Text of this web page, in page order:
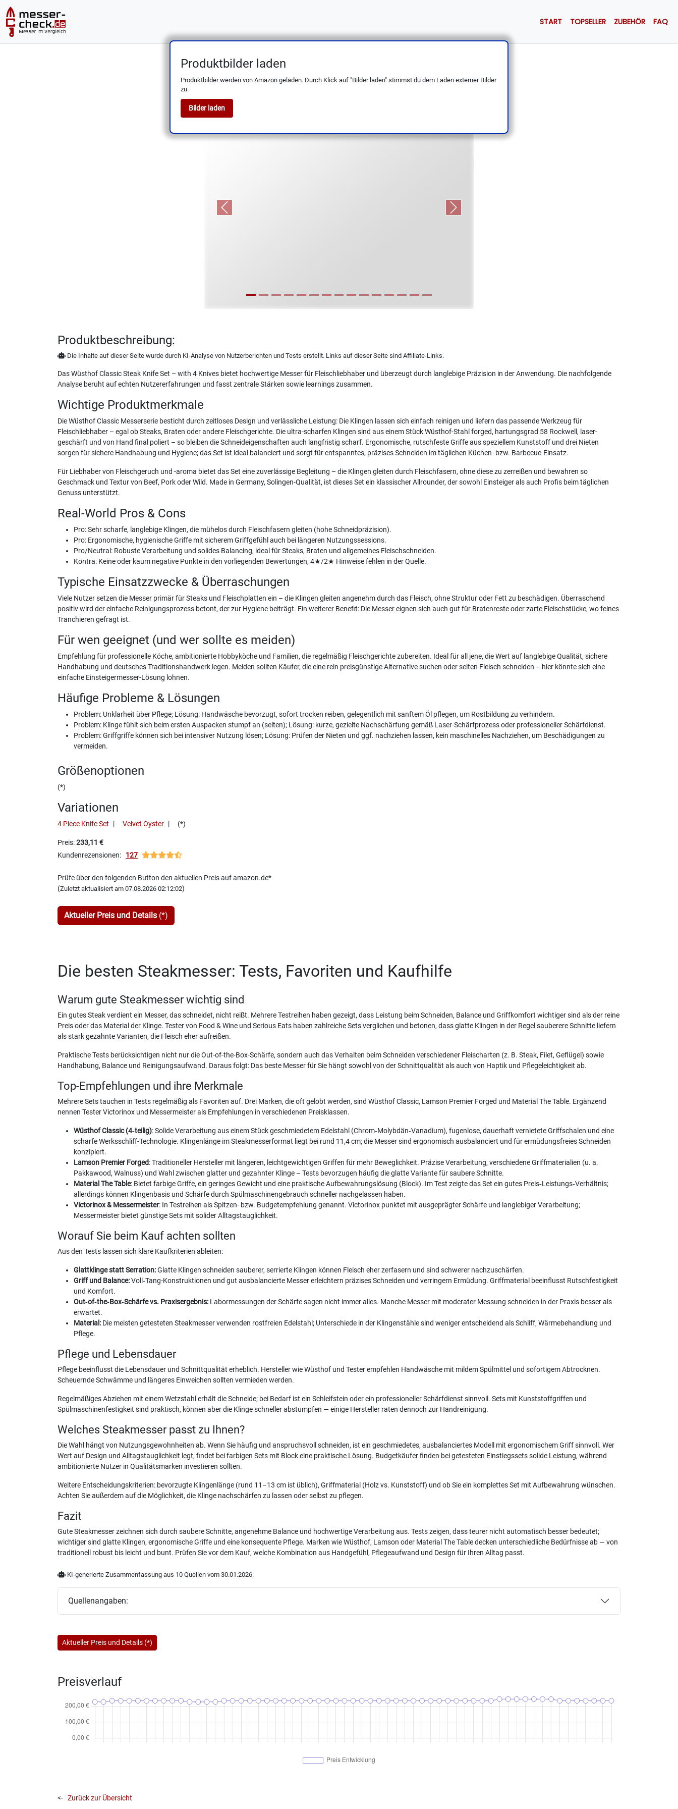
Produktbilder laden
Produktbilder werden von Amazon geladen. Durch Klick auf "Bilder laden" stimmst du dem Laden externer Bilder
zu.
Bilder laden
START TOPSELLER ZUBEHÖR FAQ
Wüsthof Classic Steak Knife Set – 4 Messer
Previous Next
Produktbeschreibung:
Die Inhalte auf dieser Seite wurde durch KI-Analyse von Nutzerberichten und Tests erstellt. Links auf dieser Seite sind Affiliate-Links.
Das Wüsthof Classic Steak Knife Set – with 4 Knives bietet hochwertige Messer für Fleischliebhaber und überzeugt durch langlebige Präzision in der Anwendung. Die nachfolgende
Analyse beruht auf echten Nutzererfahrungen und fasst zentrale Stärken sowie learnings zusammen.
Wichtige Produktmerkmale
Die Wüsthof Classic Messerserie besticht durch zeitloses Design und verlässliche Leistung: Die Klingen lassen sich einfach reinigen und liefern das passende Werkzeug für
Fleischliebhaber – egal ob Steaks, Braten oder andere Fleischgerichte. Die ultra-scharfen Klingen sind aus einem Stück Wüsthof-Stahl forged, hartungsgrad 58 Rockwell, laser-
geschärft und von Hand final poliert – so bleiben die Schneideigenschaften auch langfristig scharf. Ergonomische, rutschfeste Griffe aus speziellem Kunststoff und drei Nieten
sorgen für sichere Handhabung und Hygiene; das Set ist ideal balanciert und sorgt für entspanntes, präzises Schneiden im täglichen Küchen- bzw. Barbecue-Einsatz.
Für Liebhaber von Fleischgeruch und -aroma bietet das Set eine zuverlässige Begleitung – die Klingen gleiten durch Fleischfasern, ohne diese zu zerreißen und bewahren so
Geschmack und Textur von Beef, Pork oder Wild. Made in Germany, Solingen-Qualität, ist dieses Set ein klassischer Allrounder, der sowohl Einsteiger als auch Profis beim täglichen
Genuss unterstützt.
Real-World Pros & Cons
Pro: Sehr scharfe, langlebige Klingen, die mühelos durch Fleischfasern gleiten (hohe Schneidpräzision).
Pro: Ergonomische, hygienische Griffe mit sicherem Griffgefühl auch bei längeren Nutzungssessions.
Pro/Neutral: Robuste Verarbeitung und solides Balancing, ideal für Steaks, Braten und allgemeines Fleischschneiden.
Kontra: Keine oder kaum negative Punkte in den vorliegenden Bewertungen; 4★/2★ Hinweise fehlen in der Quelle.
Typische Einsatzzwecke & Überraschungen
Viele Nutzer setzen die Messer primär für Steaks und Fleischplatten ein – die Klingen gleiten angenehm durch das Fleisch, ohne Struktur oder Fett zu beschädigen. Überraschend
positiv wird der einfache Reinigungsprozess betont, der zur Hygiene beiträgt. Ein weiterer Benefit: Die Messer eignen sich auch gut für Bratenreste oder zarte Fleischstücke, wo feines
Tranchieren gefragt ist.
Für wen geeignet (und wer sollte es meiden)
Empfehlung für professionelle Köche, ambitionierte Hobbyköche und Familien, die regelmäßig Fleischgerichte zubereiten. Ideal für all jene, die Wert auf langlebige Qualität, sichere
Handhabung und deutsches Traditionshandwerk legen. Meiden sollten Käufer, die eine rein preisgünstige Alternative suchen oder selten Fleisch schneiden – hier könnte sich eine
einfache Einsteigermesser-Lösung lohnen.
Häufige Probleme & Lösungen
Problem: Unklarheit über Pflege; Lösung: Handwäsche bevorzugt, sofort trocken reiben, gelegentlich mit sanftem Öl pflegen, um Rostbildung zu verhindern.
Problem: Klinge fühlt sich beim ersten Auspacken stumpf an (selten); Lösung: kurze, gezielte Nachschärfung gemäß Laser-Schärfprozess oder professioneller Schärfdienst.
Problem: Griffgriffe können sich bei intensiver Nutzung lösen; Lösung: Prüfen der Nieten und ggf. nachziehen lassen, kein maschinelles Nachziehen, um Beschädigungen zu
vermeiden.
Größenoptionen
(*)
Variationen
4 Piece Knife Set Velvet Oyster (*)
Preis:233,11 €
Kundenrezensionen: 127
Prüfe über den folgenden Button den aktuellen Preis auf amazon.de*
(Zuletzt aktualisiert am 07.08.2026 02:12:02)
Aktueller Preis und Details (*)
Die besten Steakmesser: Tests, Favoriten und Kaufhilfe
Warum gute Steakmesser wichtig sind
Ein gutes Steak verdient ein Messer, das schneidet, nicht reißt. Mehrere Testreihen haben gezeigt, dass Leistung beim Schneiden, Balance und Griffkomfort wichtiger sind als der reine
Preis oder das Material der Klinge. Tester von Food & Wine und Serious Eats haben zahlreiche Sets verglichen und betonen, dass glatte Klingen in der Regel sauberere Schnitte liefern
als stark gezahnte Varianten, die Fleisch eher aufreißen.
Praktische Tests berücksichtigen nicht nur die Out-of-the-Box-Schärfe, sondern auch das Verhalten beim Schneiden verschiedener Fleischarten (z. B. Steak, Filet, Geflügel) sowie
Handhabung, Balance und Reinigungsaufwand. Daraus folgt: Das beste Messer für Sie hängt sowohl von der Schnittqualität als auch von Haptik und Pflegeleichtigkeit ab.
Top-Empfehlungen und ihre Merkmale
Mehrere Sets tauchen in Tests regelmäßig als Favoriten auf. Drei Marken, die oft gelobt werden, sind Wüsthof Classic, Lamson Premier Forged und Material The Table. Ergänzend
nennen Tester Victorinox und Messermeister als Empfehlungen in verschiedenen Preisklassen.
Wüsthof Classic (4‑teilig): Solide Verarbeitung aus einem Stück geschmiedetem Edelstahl (Chrom‑Molybdän‑Vanadium), fugenlose, dauerhaft vernietete Griffschalen und eine
scharfe Werksschliff-Technologie. Klingenlänge im Steakmesserformat liegt bei rund 11,4 cm; die Messer sind ergonomisch ausbalanciert und für ermüdungsfreies Schneiden
konzipiert.
Lamson Premier Forged: Traditioneller Hersteller mit längeren, leichtgewichtigen Griffen für mehr Beweglichkeit. Präzise Verarbeitung, verschiedene Griffmaterialien (u. a.
Pakkawood, Walnuss) und Wahl zwischen glatter und gezahnter Klinge – Tests bevorzugen häufig die glatte Variante für saubere Schnitte.
Material The Table: Bietet farbige Griffe, ein geringes Gewicht und eine praktische Aufbewahrungslösung (Block). Im Test zeigte das Set ein gutes Preis‑Leistungs‑Verhältnis;
allerdings können Klingenbasis und Schärfe durch Spülmaschinengebrauch schneller nachgelassen haben.
Victorinox & Messermeister: In Testreihen als Spitzen- bzw. Budgetempfehlung genannt. Victorinox punktet mit ausgeprägter Schärfe und langlebiger Verarbeitung;
Messermeister bietet günstige Sets mit solider Alltagstauglichkeit.
Worauf Sie beim Kauf achten sollten
Aus den Tests lassen sich klare Kaufkriterien ableiten:
Glattklinge statt Serration:Glatte Klingen schneiden sauberer, serrierte Klingen können Fleisch eher zerfasern und sind schwerer nachzuschärfen.
Griff und Balance:Voll‑Tang-Konstruktionen und gut ausbalancierte Messer erleichtern präzises Schneiden und verringern Ermüdung. Griffmaterial beeinflusst Rutschfestigkeit
und Komfort.
Out‑of‑the‑Box‑Schärfe vs. Praxisergebnis: Labormessungen der Schärfe sagen nicht immer alles. Manche Messer mit moderater Messung schneiden in der Praxis besser als
erwartet.
Material: Die meisten getesteten Steakmesser verwenden rostfreien Edelstahl; Unterschiede in der Klingenstähle sind weniger entscheidend als Schliff, Wärmebehandlung und
Pflege.
Pflege und Lebensdauer
Pflege beeinflusst die Lebensdauer und Schnittqualität erheblich. Hersteller wie Wüsthof und Tester empfehlen Handwäsche mit mildem Spülmittel und sofortigem Abtrocknen.
Scheuernde Schwämme und längeres Einweichen sollten vermieden werden.
Regelmäßiges Abziehen mit einem Wetzstahl erhält die Schneide; bei Bedarf ist ein Schleifstein oder ein professioneller Schärfdienst sinnvoll. Sets mit Kunststoffgriffen und
Spülmaschinenfestigkeit sind praktisch, können aber die Klinge schneller abstumpfen — einige Hersteller raten dennoch zur Handreinigung.
Welches Steakmesser passt zu Ihnen?
Die Wahl hängt von Nutzungsgewohnheiten ab. Wenn Sie häufig und anspruchsvoll schneiden, ist ein geschmiedetes, ausbalanciertes Modell mit ergonomischem Griff sinnvoll. Wer
Wert auf Design und Alltagstauglichkeit legt, findet bei farbigen Sets mit Block eine praktische Lösung. Budgetkäufer finden bei getesteten Einstiegssets solide Leistung, während
ambitionierte Nutzer in Qualitätsmarken investieren sollten.
Weitere Entscheidungskriterien: bevorzugte Klingenlänge (rund 11–13 cm ist üblich), Griffmaterial (Holz vs. Kunststoff) und ob Sie ein komplettes Set mit Aufbewahrung wünschen.
Achten Sie außerdem auf die Möglichkeit, die Klinge nachschärfen zu lassen oder selbst zu pflegen.
Fazit
Gute Steakmesser zeichnen sich durch saubere Schnitte, angenehme Balance und hochwertige Verarbeitung aus. Tests zeigen, dass teurer nicht automatisch besser bedeutet;
wichtiger sind glatte Klingen, ergonomische Griffe und eine konsequente Pflege. Marken wie Wüsthof, Lamson oder Material The Table decken unterschiedliche Bedürfnisse ab — von
traditionell robust bis leicht und bunt. Prüfen Sie vor dem Kauf, welche Kombination aus Handgefühl, Pflegeaufwand und Design für Ihren Alltag passt.
KI-generierte Zusammenfassung aus 10 Quellen vom 30.01.2026.
Quellenangaben:
Aktueller Preis und Details (*)
Preisverlauf
<- Zurück zur Übersicht